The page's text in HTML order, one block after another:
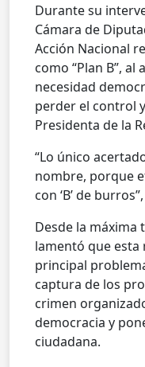
Durante su
Cámara de
Acción Nacional
como “Plan B”,
necesidad
perder el control
Presidenta de la
“Lo único
nombre, porque
con ‘B’ de
Desde la máxima
lamentó que
principal
captura de los
crimen
democracia y
ciudadana.